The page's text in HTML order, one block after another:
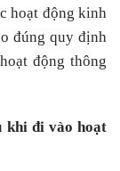
hoạt động kinh
đúng quy định
động thông
khi đi vào hoạt